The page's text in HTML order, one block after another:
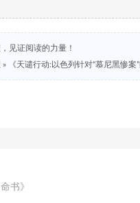
见证阅读的力量！
» 《天谴行动:以色列针对“慕尼黑惨案”
书》